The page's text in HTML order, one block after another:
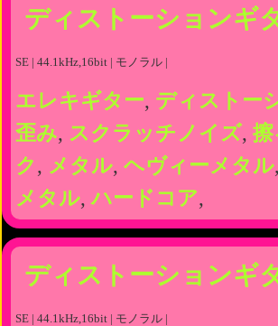
ディストーションギ
SE | 44.1kHz,16bit | モノラル |
エレキギター, ディストー
歪み, スクラッチノイズ, 擦
ク , メタル, ヘヴィーメタル,
メタル,ハードコア,
ディストーションギ
SE | 44.1kHz,16bit | モノラル |